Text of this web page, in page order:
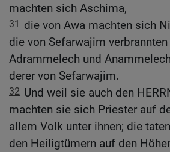
machten sich Aschima,
31 die von Awa machten sich
die von Sefarwajim
Adrammelech und
derer von Sefarwajim.
32 Und weil sie auch den
machten sie sich Priester auf
allem Volk unter ihnen; die
den Heiligtümern auf den